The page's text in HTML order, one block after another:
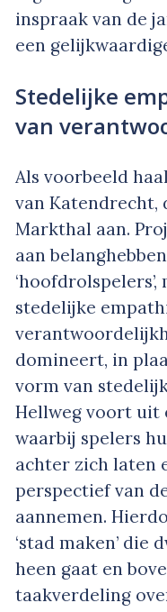
inspraak van de
een
Stedelijke
van
Als voorbeeld
van Katendrecht,
Markthal aan.
aan
stedelijke
domineert, in
vorm van
Hellweg voort uit
waarbij spelers
achter zich laten
perspectief van
aannemen.
‘stad maken’ die
heen gaat en
taakverdeling